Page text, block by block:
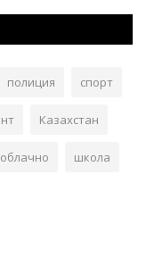
полиция спорт
Казахстан
облачно школа